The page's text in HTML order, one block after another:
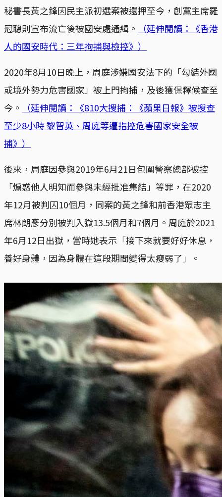
秘書長黃之鋒因民主派初選案被還押至今，創黨主席羅
冠聰則宣布流亡後被國安處通緝。
（延伸閱讀：《香港
人的國安時代：三年拘捕與檢控》）
2020年8月10日晚上，周庭涉嫌國安法下的「勾結外國
或境外勢力危害國家」被上門拘捕，及後獲保釋候查至
今。
（延伸閱讀：《810大搜捕：《蘋果日報》被搜查
至少8小時 黎智英、周庭等遭指控危害國家安全被
捕》）
後來，周庭因參與2019年6月21日包圍警察總部被控
「煽惑他人明知而參與未經批准集結」等罪，在2020
年12月被判囚10個月，同案的黃之鋒和前香港眾志主
席林朗彥分別被判入獄13.5個月和7個月。周庭於2021
年6月12日出獄，當時她表示「接下來就要好好休息，
養好身體，因為身體在這段期間變得太瘦弱了」。